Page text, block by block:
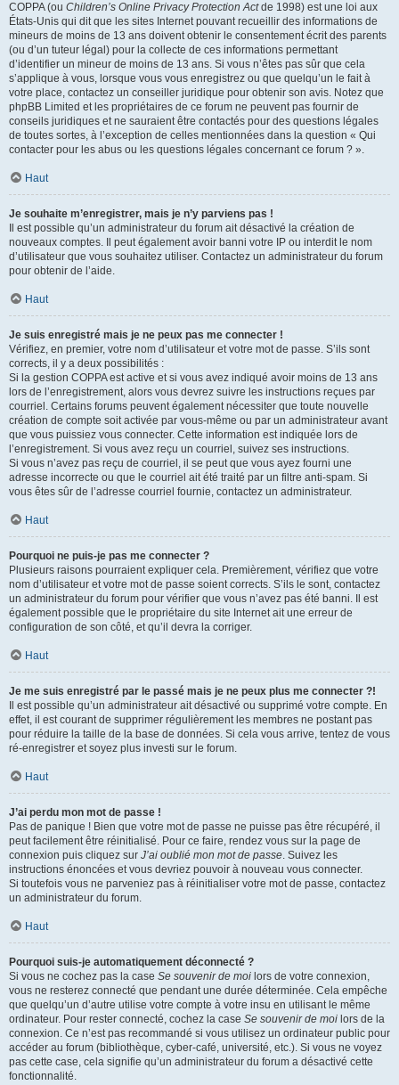
COPPA (ou Children’s Online Privacy Protection Actde 1998) est une loi aux
États-Unis qui dit que les sites Internet pouvant recueillir des informations de
mineurs de moins de 13 ans doivent obtenir le consentement écrit des parents
(ou d’un tuteur légal) pour la collecte de ces informations permettant
d’identifier un mineur de moins de 13 ans. Si vous n’êtes pas sûr que cela
s’applique à vous, lorsque vous vous enregistrez ou que quelqu’un le fait à
votre place, contactez un conseiller juridique pour obtenir son avis. Notez que
phpBB Limited et les propriétaires de ce forum ne peuvent pas fournir de
conseils juridiques et ne sauraient être contactés pour des questions légales
de toutes sortes, à l’exception de celles mentionnées dans la question « Qui
contacter pour les abus ou les questions légales concernant ce forum ? ».
Haut
Je souhaite m’enregistrer, mais je n’y parviens pas !
Il est possible qu’un administrateur du forum ait désactivé la création de
nouveaux comptes. Il peut également avoir banni votre IP ou interdit le nom
d’utilisateur que vous souhaitez utiliser. Contactez un administrateur du forum
pour obtenir de l’aide.
Haut
Je suis enregistré mais je ne peux pas me connecter !
Vérifiez, en premier, votre nom d’utilisateur et votre mot de passe. S’ils sont
corrects, il y a deux possibilités :
Si la gestion COPPA est active et si vous avez indiqué avoir moins de 13 ans
lors de l’enregistrement, alors vous devrez suivre les instructions reçues par
courriel. Certains forums peuvent également nécessiter que toute nouvelle
création de compte soit activée par vous-même ou par un administrateur avant
que vous puissiez vous connecter. Cette information est indiquée lors de
l’enregistrement. Si vous avez reçu un courriel, suivez ses instructions.
Si vous n’avez pas reçu de courriel, il se peut que vous ayez fourni une
adresse incorrecte ou que le courriel ait été traité par un filtre anti-spam. Si
vous êtes sûr de l’adresse courriel fournie, contactez un administrateur.
Haut
Pourquoi ne puis-je pas me connecter ?
Plusieurs raisons pourraient expliquer cela. Premièrement, vérifiez que votre
nom d’utilisateur et votre mot de passe soient corrects. S’ils le sont, contactez
un administrateur du forum pour vérifier que vous n’avez pas été banni. Il est
également possible que le propriétaire du site Internet ait une erreur de
configuration de son côté, et qu’il devra la corriger.
Haut
Je me suis enregistré par le passé mais je ne peux plus me connecter ?!
Il est possible qu’un administrateur ait désactivé ou supprimé votre compte. En
effet, il est courant de supprimer régulièrement les membres ne postant pas
pour réduire la taille de la base de données. Si cela vous arrive, tentez de vous
ré-enregistrer et soyez plus investi sur le forum.
Haut
J’ai perdu mon mot de passe !
Pas de panique ! Bien que votre mot de passe ne puisse pas être récupéré, il
peut facilement être réinitialisé. Pour ce faire, rendez vous sur la page de
connexion puis cliquez sur J’ai oublié mon mot de passe. Suivez les
instructions énoncées et vous devriez pouvoir à nouveau vous connecter.
Si toutefois vous ne parveniez pas à réinitialiser votre mot de passe, contactez
un administrateur du forum.
Haut
Pourquoi suis-je automatiquement déconnecté ?
Si vous ne cochez pas la case Se souvenir de moi lors de votre connexion,
vous ne resterez connecté que pendant une durée déterminée. Cela empêche
que quelqu’un d’autre utilise votre compte à votre insu en utilisant le même
ordinateur. Pour rester connecté, cochez la case Se souvenir de moi lors de la
connexion. Ce n’est pas recommandé si vous utilisez un ordinateur public pour
accéder au forum (bibliothèque, cyber-café, université, etc.). Si vous ne voyez
pas cette case, cela signifie qu’un administrateur du forum a désactivé cette
fonctionnalité.